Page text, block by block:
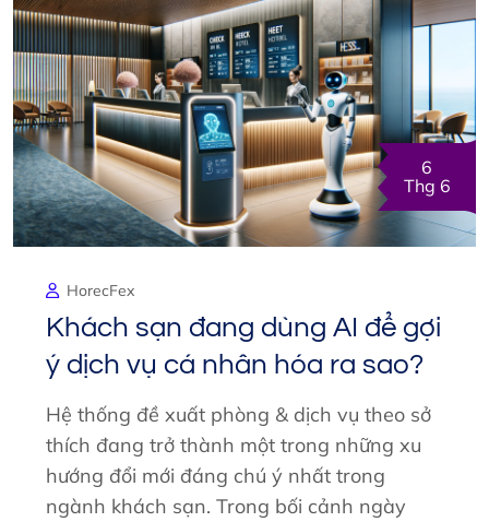
6
Thg 6
HorecFex
Khách sạn đang dùng AI để gợi
ý dịch vụ cá nhân hóa ra sao?
Hệ thống đề xuất phòng & dịch vụ theo sở
thích đang trở thành một trong những xu
hướng đổi mới đáng chú ý nhất trong
ngành khách sạn. Trong bối cảnh ngày